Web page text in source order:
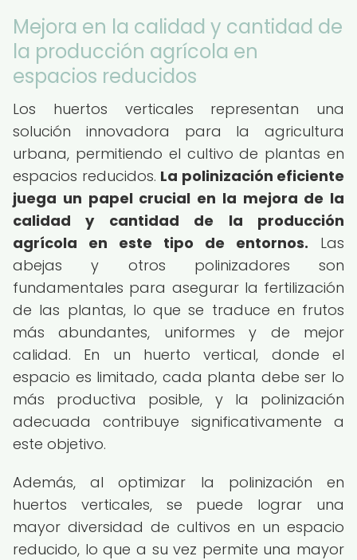
Mejora en la calidad y cantidad de
la producción agrícola en
espacios reducidos
Los huertos verticales representan una
solución innovadora para la agricultura
urbana, permitiendo el cultivo de plantas en
espacios reducidos. La polinización eficiente
juega un papel crucial en la mejora de la
calidad y cantidad de la producción
agrícola en este tipo de entornos. Las
abejas y otros polinizadores son
fundamentales para asegurar la fertilización
de las plantas, lo que se traduce en frutos
más abundantes, uniformes y de mejor
calidad. En un huerto vertical, donde el
espacio es limitado, cada planta debe ser lo
más productiva posible, y la polinización
adecuada contribuye significativamente a
este objetivo.
Además, al optimizar la polinización en
huertos verticales, se puede lograr una
mayor diversidad de cultivos en un espacio
reducido, lo que a su vez permite una mayor